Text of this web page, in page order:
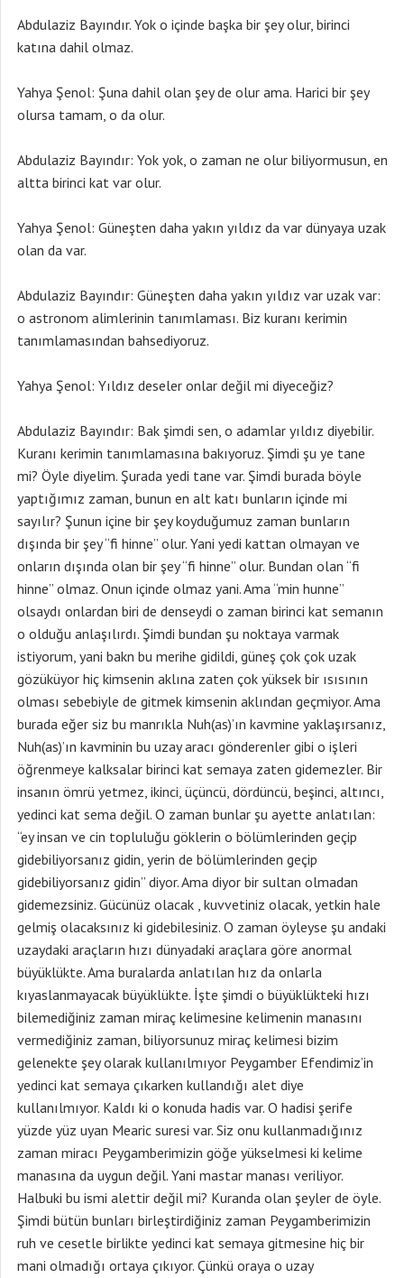
Abdulaziz Bayındır. Yok o içinde başka bir şey olur, birinci
katına dahil olmaz.
Yahya Şenol: Şuna dahil olan şey de olur ama. Harici bir şey
olursa tamam, o da olur.
Abdulaziz Bayındır: Yok yok, o zaman ne olur biliyormusun, en
altta birinci kat var olur.
Yahya Şenol: Güneşten daha yakın yıldız da var dünyaya uzak
olan da var.
Abdulaziz Bayındır: Güneşten daha yakın yıldız var uzak var:
o astronom alimlerinin tanımlaması. Biz kuranı kerimin
tanımlamasından bahsediyoruz.
Yahya Şenol: Yıldız deseler onlar değil mi diyeceğiz?
Abdulaziz Bayındır: Bak şimdi sen, o adamlar yıldız diyebilir.
Kuranı kerimin tanımlamasına bakıyoruz. Şimdi şu ye tane
mi? Öyle diyelim. Şurada yedi tane var. Şimdi burada böyle
yaptığımız zaman, bunun en alt katı bunların içinde mi
sayılır? Şunun içine bir şey koyduğumuz zaman bunların
dışında bir şey “fi hinne” olur. Yani yedi kattan olmayan ve
onların dışında olan bir şey “fi hinne” olur. Bundan olan “fi
hinne” olmaz. Onun içinde olmaz yani. Ama “min hunne”
olsaydı onlardan biri de denseydi o zaman birinci kat semanın
o olduğu anlaşılırdı. Şimdi bundan şu noktaya varmak
istiyorum, yani bakn bu merihe gidildi, güneş çok çok uzak
gözüküyor hiç kimsenin aklına zaten çok yüksek bir ısısının
olması sebebiyle de gitmek kimsenin aklından geçmiyor. Ama
burada eğer siz bu manrıkla Nuh(as)’ın kavmine yaklaşırsanız,
Nuh(as)’ın kavminin bu uzay aracı gönderenler gibi o işleri
öğrenmeye kalksalar birinci kat semaya zaten gidemezler. Bir
insanın ömrü yetmez, ikinci, üçüncü, dördüncü, beşinci, altıncı,
yedinci kat sema değil. O zaman bunlar şu ayette anlatılan:
“ey insan ve cin topluluğu göklerin o bölümlerinden geçip
gidebiliyorsanız gidin, yerin de bölümlerinden geçip
gidebiliyorsanız gidin” diyor. Ama diyor bir sultan olmadan
gidemezsiniz. Gücünüz olacak , kuvvetiniz olacak, yetkin hale
gelmiş olacaksınız ki gidebilesiniz. O zaman öyleyse şu andaki
uzaydaki araçların hızı dünyadaki araçlara göre anormal
büyüklükte. Ama buralarda anlatılan hız da onlarla
kıyaslanmayacak büyüklükte. İşte şimdi o büyüklükteki hızı
bilemediğiniz zaman miraç kelimesine kelimenin manasını
vermediğiniz zaman, biliyorsunuz miraç kelimesi bizim
gelenekte şey olarak kullanılmıyor Peygamber Efendimiz’in
yedinci kat semaya çıkarken kullandığı alet diye
kullanılmıyor. Kaldı ki o konuda hadis var. O hadisi şerife
yüzde yüz uyan Mearic suresi var. Siz onu kullanmadığınız
zaman miracı Peygamberimizin göğe yükselmesi ki kelime
manasına da uygun değil. Yani mastar manası veriliyor.
Halbuki bu ismi alettir değil mi? Kuranda olan şeyler de öyle.
Şimdi bütün bunları birleştirdiğiniz zaman Peygamberimizin
ruh ve cesetle birlikte yedinci kat semaya gitmesine hiç bir
mani olmadığı ortaya çıkıyor. Çünkü oraya o uzay